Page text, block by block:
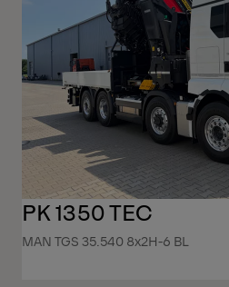
PK 1350 TEC
MAN TGS 35.540 8x2H-6 BL